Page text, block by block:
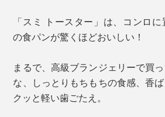
「スミ トースター」は、コンロ
の食パンが驚くほどおいしい！
まるで、高級ブランジェリーで買
な、しっとりもちもちの食感、香
クッと軽い歯ごたえ。